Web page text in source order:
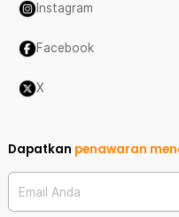
Instagram
Facebook
X
Dapatkan penawaran
Email Anda